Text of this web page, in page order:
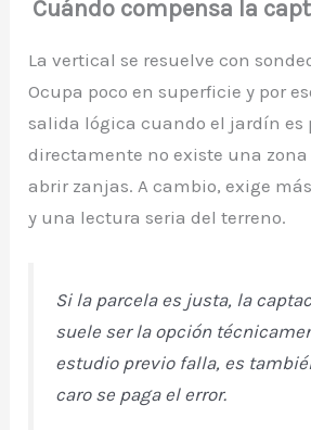
Cuándo compensa la
La vertical se resuelve con
Ocupa poco en superficie y por
salida lógica cuando el jardín es
directamente no existe una
abrir zanjas. A cambio, exige
y una lectura seria del terreno.
Si la parcela es justa, la
suele ser la opción
estudio previo falla, es
caro se paga el error.